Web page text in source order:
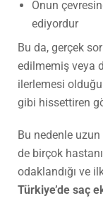
Onun
ediyordur
Bu da, gerçek
edilmemiş veya
ilerlemesi olduğu
gibi hissettiren
Bu nedenle
de birçok
odaklandığı ve
Türkiye’de saç